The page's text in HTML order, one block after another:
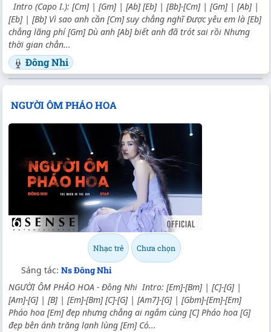
Intro (Capo I.): [Cm] | [Gm] | [Ab] [Eb] | [Bb]-[Cm] | [Gm] | [Ab] |
[Eb] | [Bb] Vì sao anh cần [Cm] suy chẳng nghĩ Được yêu em là [Eb]
chẳng lãng phí [Gm] Dù anh [Ab] biết anh đã trót sai rồi Nhưng
thời gian chẳn...
Đông Nhi
NGƯỜI ÔM PHÁO HOA
Nhạc trẻ Chưa chọn
Sáng tác: Ns Đông Nhi
NGƯỜI ÔM PHÁO HOA - Đông Nhi Intro: [Em]-[Bm] | [C]-[G] |
[Am]-[G] | [B] | [Em]-[Bm] [C]-[G] | [Am7]-[G] | [Gbm]-[Em]-[Em]
Pháo hoa [Em] đẹp nhưng chẳng ai ngắm cùng [C] Pháo hoa [G]
đẹp bên ánh trăng lạnh lùng [Em] Có...